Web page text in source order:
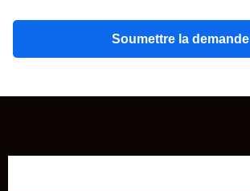
Soumettre la demande